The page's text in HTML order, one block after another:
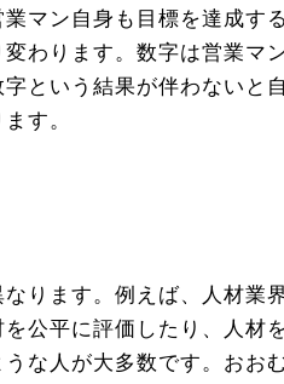
マン自身も目標を達成する
わります。数字は営業マ
という結果が伴わないと自
す。
ります。例えば、人材業
公平に評価したり、人材
な人が大多数です。おお